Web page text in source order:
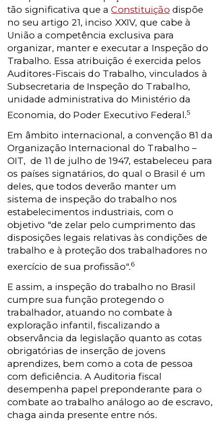
tão significativa que aConstituição dispõe
no seu artigo 21, inciso XXIV, que cabe à
União a competência exclusiva para
organizar, manter e executar a Inspeção do
Trabalho. Essa atribuição é exercida pelos
Auditores-Fiscais do Trabalho, vinculados à
Subsecretaria de Inspeção do Trabalho,
unidade administrativa do Ministério da
Economia, do Poder Executivo Federal.5
Em âmbito internacional, a convenção 81 da
Organização Internacional do Trabalho –
OIT, de 11 de julho de 1947, estabeleceu para
os países signatários, do qual o Brasil é um
deles, que todos deverão manter um
sistema de inspeção do trabalho nos
estabelecimentos industriais, com o
objetivo "de zelar pelo cumprimento das
disposições legais relativas às condições de
trabalho e à proteção dos trabalhadores no
exercício de sua profissão".6
E assim, a inspeção do trabalho no Brasil
cumpre sua função protegendo o
trabalhador, atuando no combate à
exploração infantil, fiscalizando a
observância da legislação quanto as cotas
obrigatórias de inserção de jovens
aprendizes, bem como a cota de pessoa
com deficiência. A Auditoria fiscal
desempenha papel preponderante para o
combate ao trabalho análogo ao de escravo,
chaga ainda presente entre nós.